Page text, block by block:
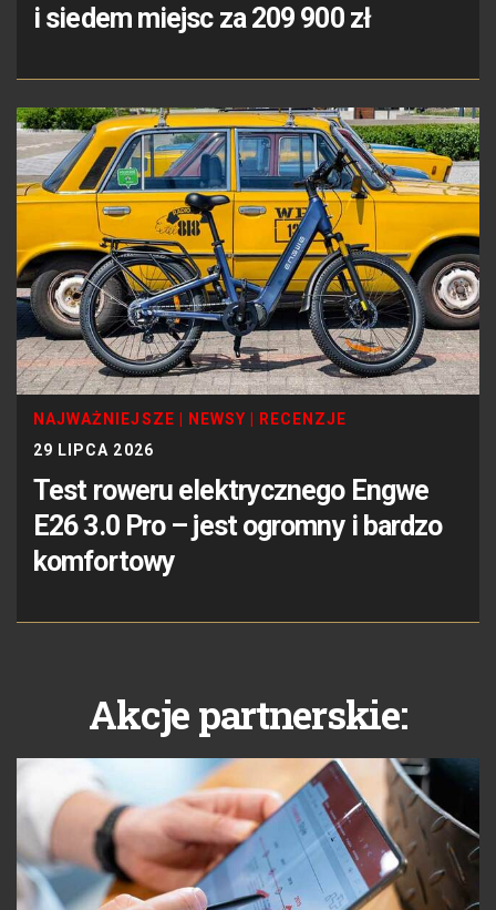
i siedem miejsc za 209 900 zł
NAJWAŻNIEJSZE NEWSY
RECENZJE
29 LIPCA 2026
Test roweru elektrycznego Engwe
E26 3.0 Pro – jest ogromny i bardzo
komfortowy
Akcje partnerskie: